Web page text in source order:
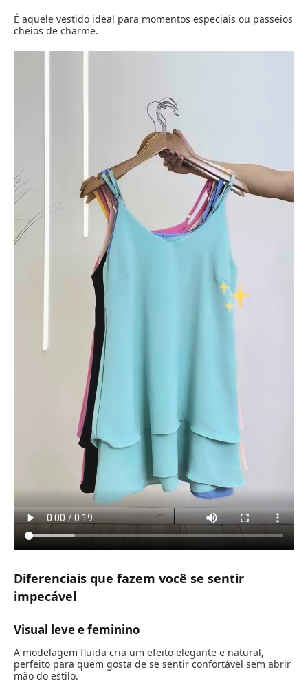
É aquele vestido ideal para momentos especiais ou passeios
cheios de charme.
Diferenciais que fazem você se sentir
impecável
Visual leve e feminino
A modelagem fluida cria um efeito elegante e natural,
perfeito para quem gosta de se sentir confortável sem abrir
mão do estilo.